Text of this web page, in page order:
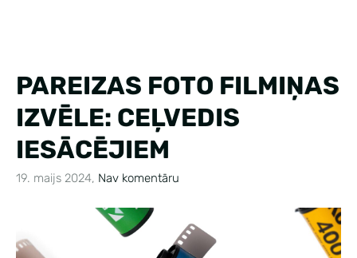
PAREIZAS FOTO FILMIŅAS
IZVĒLE: CEĻVEDIS
IESĀCĒJIEM
19. maijs 2024, Nav komentāru